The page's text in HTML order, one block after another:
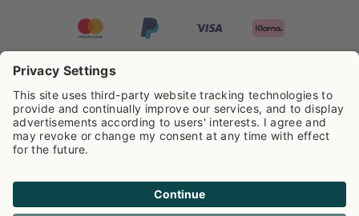
auf der Grundlage von8.960Rezensionen ausgezeichnet.